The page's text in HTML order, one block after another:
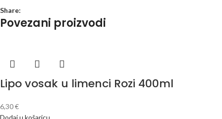
Share:
Povezani proizvodi
Lipo vosak u limenci Rozi 400ml
6,30€
Dodaj u košaricu